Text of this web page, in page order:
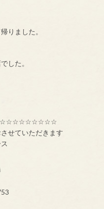
りました。
した。
せていただきます
ス